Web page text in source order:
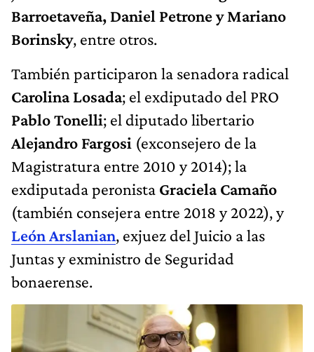
Barroetaveña, Daniel Petrone y Mariano
Borinsky, entre otros.
También participaron la senadora radical
Carolina Losada; el exdiputado del PRO
Pablo Tonelli; el diputado libertario
Alejandro Fargosi (exconsejero de la
Magistratura entre 2010 y 2014); la
exdiputada peronista Graciela Camaño
(también consejera entre 2018 y 2022), y
León Arslanian, exjuez del Juicio a las
Juntas y exministro de Seguridad
bonaerense.